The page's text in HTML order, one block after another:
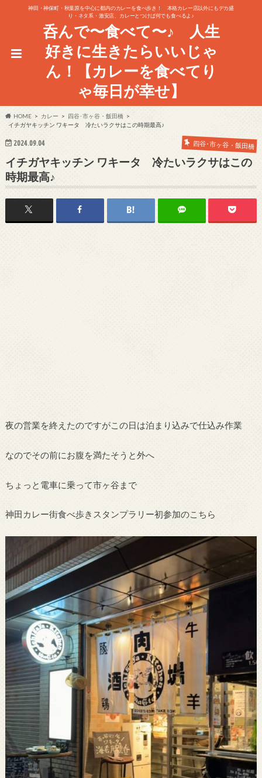
神田・神保町・秋葉原を中心に都内のカレーを食べ歩き！ 本格カレー店以外にもデカ盛
り・ネタ系・激安店、カレーとつけば何でも食べるよ♪
呑んで〜食べて〜♪ 人生
好きに生きたらいいじゃ
ん！【カレーを食べてり
ゃ毎日が幸せ】
HOME カレー
四谷･市ヶ谷・飯田橋
イチガヤキッチン ワキータ 冷たいラクサはこの時期最高♪
2024.09.04 四谷･市ヶ谷・飯田橋
イチガヤキッチン ワキータ 冷たいラクサはこの
時期最高♪
夜の営業を終えたのですがこの日は泊まり込みで仕込み作業
なのでその前にお腹を満たそうと外へ
ちょっと電車に乗って市ヶ谷まで
神田カレー街食べ歩きスタンプラリー初参加のこちら